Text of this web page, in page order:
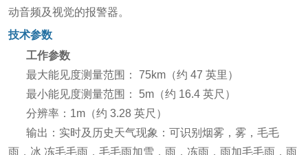
动音频及视觉的报警器。
技术参数
工作参数
最大能见度测量范围： 75km（约 47 英里）
最小能见度测量范围： 5m（约 16.4 英尺）
分辨率：1m（约 3.28 英尺）
输出：实时及历史天气现象：可识别烟雾，雾，毛毛
雨，冰 冻毛毛雨，毛毛雨加雪，雨，冻雨，雨加毛毛雨，雨